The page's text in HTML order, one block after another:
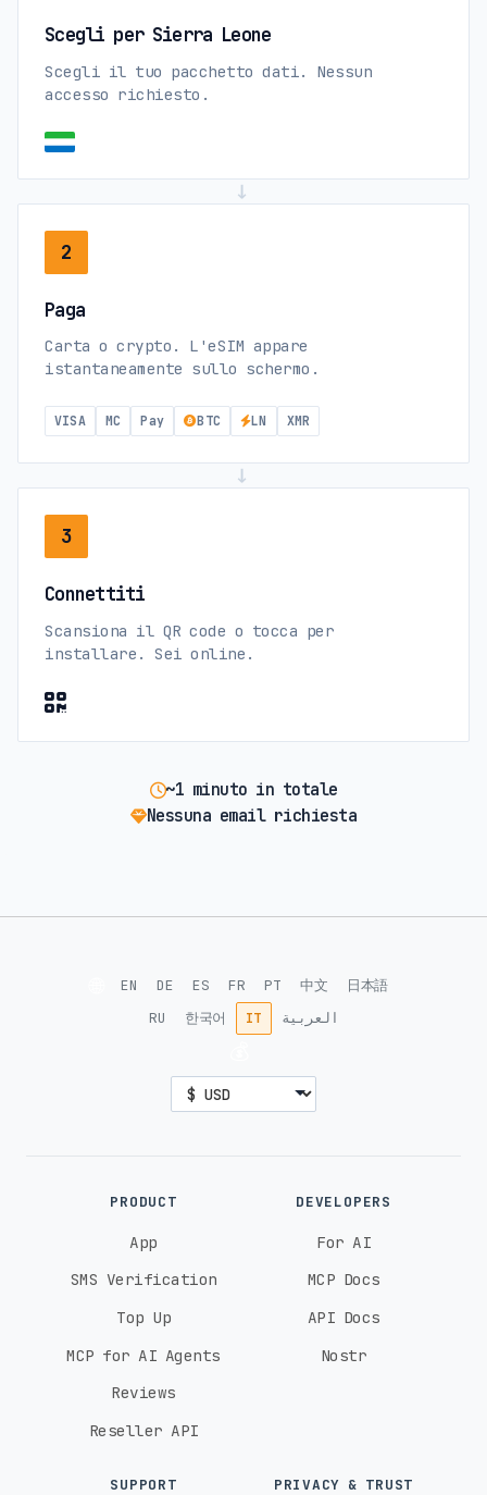
Scegli per Sierra Leone
Scegli il tuo pacchetto dati. Nessun
accesso richiesto.
2
Paga
Carta o crypto. L'eSIM appare
istantaneamente sullo schermo.
VISA MC Pay BTC LN XMR
→
3
Connettiti
Scansiona il QR code o tocca per
installare. Sei online.
~1 minuto in totale
Nessuna email richiesta
EN DE ES FR PT 中文
日本語
RU
한국어 IT العربية
PRODUCT
App
SMS Verification
Top Up
MCP for AI Agents
Reviews
Reseller API
DEVELOPERS
For AI
MCP Docs
API Docs
Nostr
SUPPORT PRIVACY & TRUST